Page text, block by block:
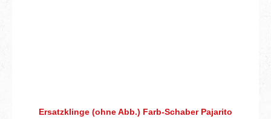
Ersatzklinge (ohne Abb.) Farb-Schaber Pajarito